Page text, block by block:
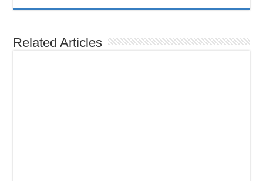
Related Articles